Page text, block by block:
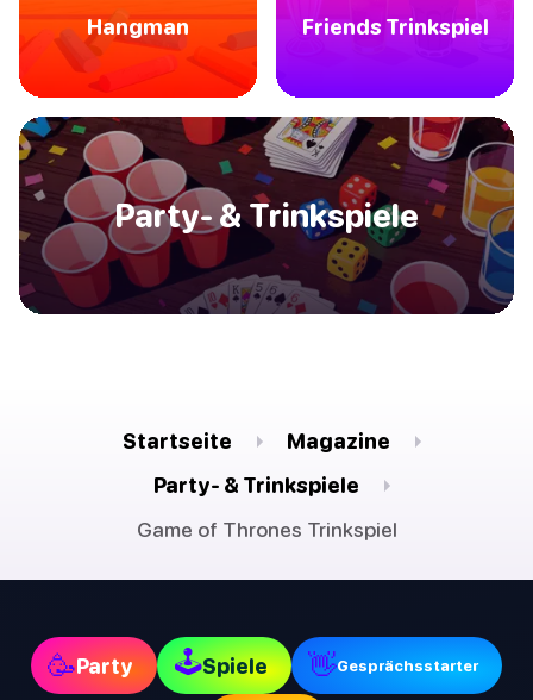
Hangman Friends Trinkspiel
Party- & Trinkspiele
Startseite
Magazine
Party- & Trinkspiele
Game of Thrones Trinkspiel
🥳Party 🕹Spiele 👋Gesprächsstarter